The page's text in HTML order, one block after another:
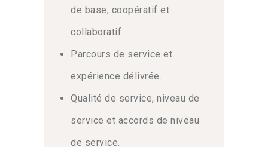
de base, coopératif et
collaboratif.
Parcours de service et
expérience délivrée.
Qualité de service, niveau de
service et accords de niveau
de service.